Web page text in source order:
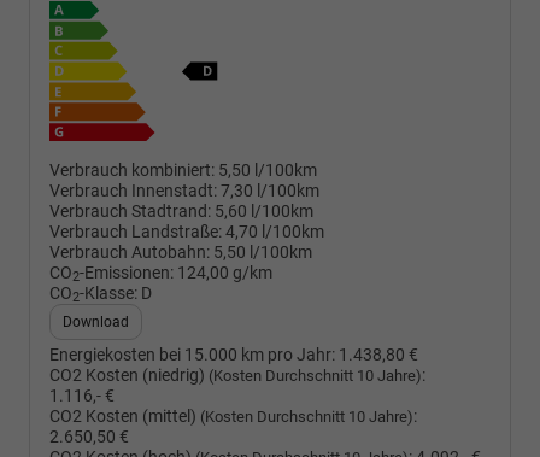
Verbrauch kombiniert: 5,50 l/100km
Verbrauch Innenstadt:7,30 l/100km
Verbrauch Stadtrand: 5,60 l/100km
Verbrauch Landstraße:4,70 l/100km
Verbrauch Autobahn: 5,50 l/100km
CO2-Emissionen: 124,00 g/km
CO2-Klasse: D
Download
Energiekosten bei 15.000 km pro Jahr: 1.438,80 €
CO2 Kosten (niedrig) (Kosten Durchschnitt 10 Jahre):
1.116,- €
CO2 Kosten (mittel) (Kosten Durchschnitt 10 Jahre):
2.650,50 €